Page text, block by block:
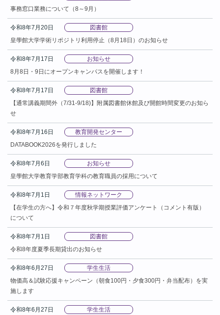
事務窓口業務について（8～9月）
令和8年7月20日
図書館
皇學館大学学術リポジトリ利用停止（8月18日）のお知らせ
令和8年7月17日
お知らせ
8月8日・9日にオープンキャンパスを開催します！
令和8年7月17日
図書館
【通常講義期間外（7/31-9/18)】附属図書館休館及び開館時間変更のお知ら
せ
令和8年7月16日
教育開発センター
DATABOOK2026を発行しました
令和8年7月6日
お知らせ
皇學館大学教育学部教育学科の教育職員の採用について
令和8年7月1日
情報ネットワーク
【在学生の方へ】令和７年度秋学期授業評価アンケート（コメント有版）
について
令和8年7月1日
図書館
令和8年度夏季長期貸出のお知らせ
令和8年6月27日
学生生活
物価高＆試験応援キャンペーン（朝食100円・夕食300円・弁当配布）を実
施します
令和8年6月27日
学生生活